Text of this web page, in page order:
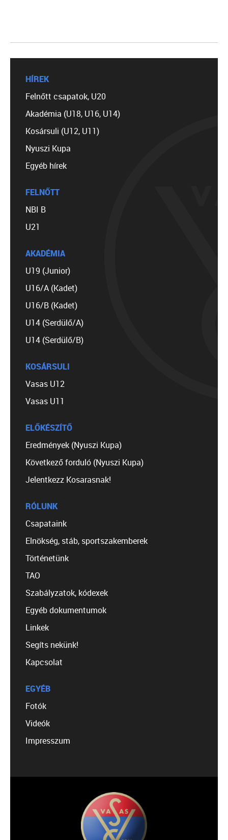
HÍREK
Felnőtt csapatok, U20
Akadémia (U18, U16, U14)
Kosársuli (U12, U11)
Nyuszi Kupa
Egyéb hírek
FELNŐTT
NBI B
U21
AKADÉMIA
U19 (Junior)
U16/A (Kadet)
U16/B (Kadet)
U14 (Serdülő/A)
U14 (Serdülő/B)
KOSÁRSULI
Vasas U12
Vasas U11
ELŐKÉSZÍTŐ
Eredmények (Nyuszi Kupa)
Következő forduló (Nyuszi Kupa)
Jelentkezz Kosarasnak!
RÓLUNK
Csapataink
Elnökség, stáb, sportszakemberek
Történetünk
TAO
Szabályzatok, kódexek
Egyéb dokumentumok
Linkek
Segíts nekünk!
Kapcsolat
EGYÉB
Fotók
Videók
Impresszum